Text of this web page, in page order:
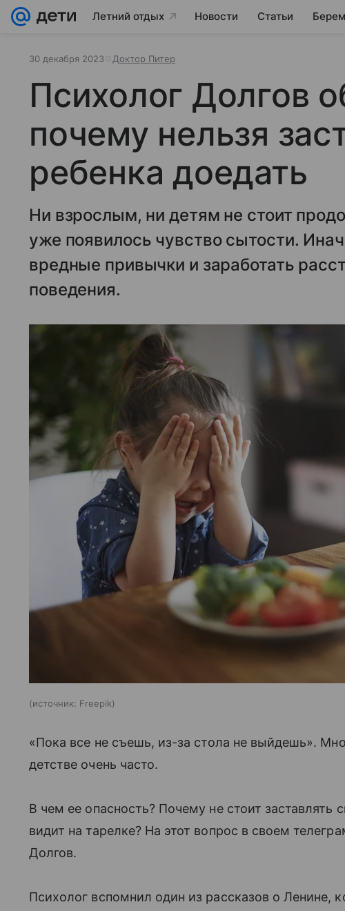
Летний отдых Новости Статьи
30 декабря 2023 Доктор Питер
Психолог Долгов
почему нельзя
ребенка доедать
Ни взрослым, ни детям не стоит
уже появилось чувство сытости.
вредные привычки и заработать
поведения.
источник: Freepik
«Пока все не съешь, из-за стола не выйдешь».
детстве очень часто.
В чем ее опасность? Почему не стоит заставлять
видит на тарелке? На этот вопрос в своем
Долгов.
Психолог вспомнил один из рассказов о Ленине,